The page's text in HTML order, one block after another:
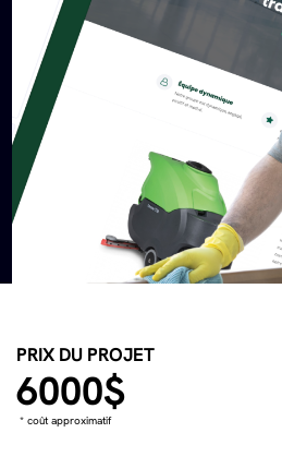
PRIX DU PROJET
6000$
* coût approximatif